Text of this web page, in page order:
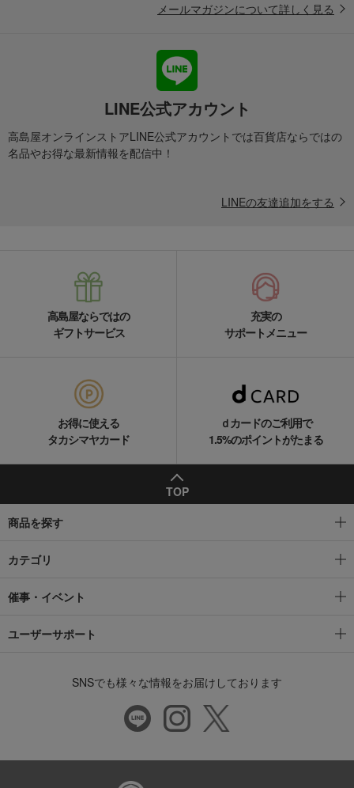
メールマガジンについて詳しく見る
LINE公式アカウント
高島屋オンラインストアLINE公式アカウントでは百貨店ならではの
名品やお得な最新情報を配信中！
LINEの友達追加をする
高島屋ならではの
ギフトサービス
充実の
サポートメニュー
お得に使える
タカシマヤカード
ｄカードのご利用で
1.5%のポイントがたまる
TOP
商品を探す
カテゴリ
催事・イベント
ユーザーサポート
SNSでも様々な情報をお届けしております